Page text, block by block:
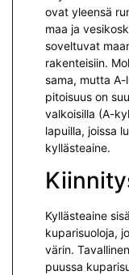
ovat yleensä
maa ja
soveltuvat
rakenteisiin.
sama, mutta
pitoisuus on
valkoisilla (A-
lapuilla, joissa
kyllästeaine.
Kyllästeaine
kuparisuoloja,
värin.
puussa